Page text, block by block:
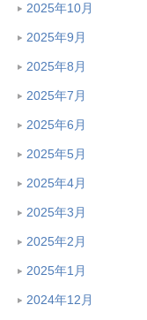
2025年10月
2025年9月
2025年8月
2025年7月
2025年6月
2025年5月
2025年4月
2025年3月
2025年2月
2025年1月
2024年12月